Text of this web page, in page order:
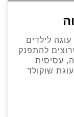
לילדים
להתפנק
עסיסית
שוקולד